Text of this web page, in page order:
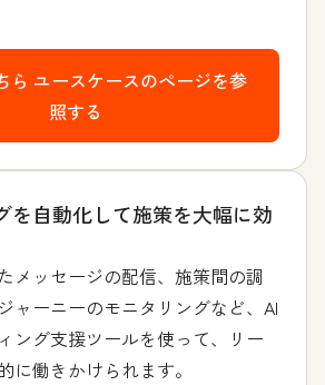
ら ユースケースのページを参
照する
を自動化して施策を大幅に効
メッセージの配信、施策間の調
ャーニーのモニタリングなど、AI
ング支援ツールを使って、リー
に働きかけられます。